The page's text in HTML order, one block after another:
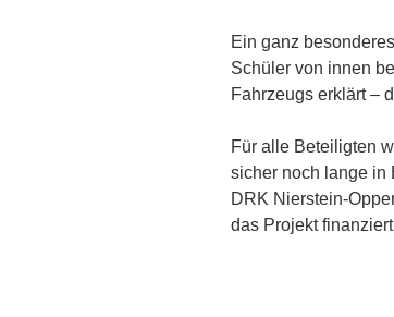
Ein ganz
Schüler von innen
Fahrzeugs erklärt –
Für alle Beteiligten
sicher noch lange in
DRK Nierstein-
das Projekt